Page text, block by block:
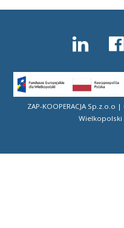
ZAP-KOOPERACJA
Wielkopolski